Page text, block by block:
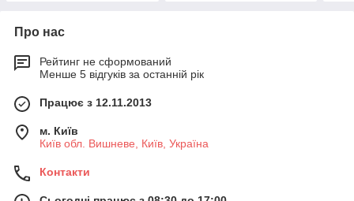
Про нас
Рейтинг не сформований
Менше 5 відгуків за останній рік
Працює з 12.11.2013
м. Київ
Київ обл. Вишневе, Київ, Україна
Контакти